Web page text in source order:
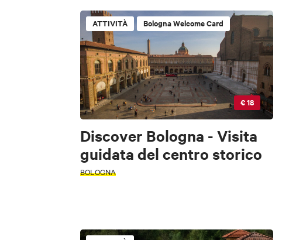
ATTIVITÀ Bologna Welcome Card
€ 18
Discover Bologna - Visita
guidata del centro storico
BOLOGNA